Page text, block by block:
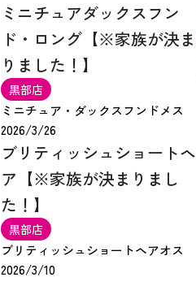
ミニチュアダックスフン
ド・ロング【※家族が決ま
りました！】
黒部店
ミニチュア・ダックスフンドメス
2026/3/26
ブリティッシュショートヘ
ア【※家族が決まりまし
た！】
黒部店
ブリティッシュショートヘアオス
2026/3/10